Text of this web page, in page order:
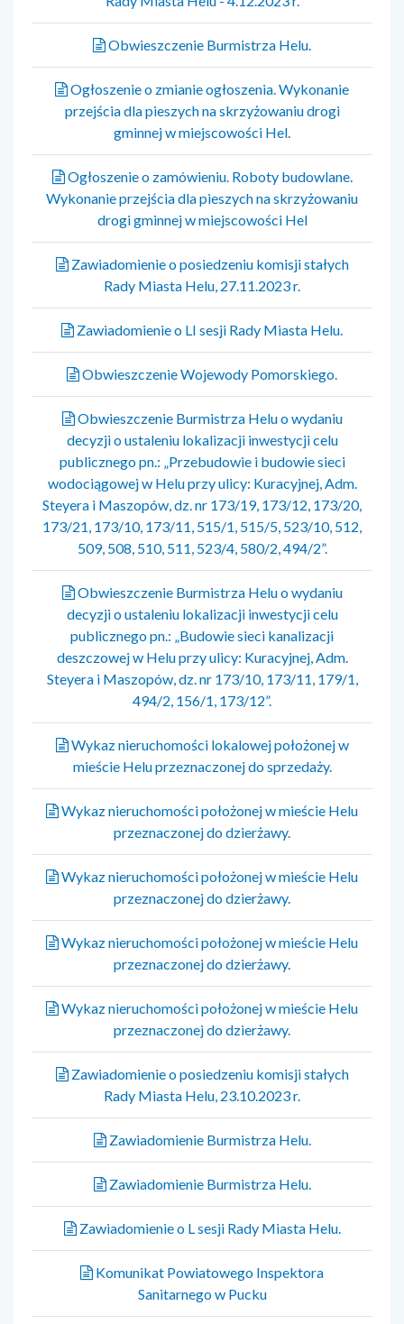
Obwieszczenie Burmistrza Helu.
Ogłoszenie o zmianie ogłoszenia. Wykonanie
przejścia dla pieszych na skrzyżowaniu drogi
gminnej w miejscowości Hel.
Ogłoszenie o zamówieniu. Roboty budowlane.
Wykonanie przejścia dla pieszych na skrzyżowaniu
drogi gminnej w miejscowości Hel
Zawiadomienie o posiedzeniu komisji stałych
Rady Miasta Helu, 27.11.2023 r.
Zawiadomienie o LI sesji Rady Miasta Helu.
Obwieszczenie Wojewody Pomorskiego.
Obwieszczenie Burmistrza Helu o wydaniu
decyzji o ustaleniu lokalizacji inwestycji celu
publicznego pn.: „Przebudowie i budowie sieci
wodociągowej w Helu przy ulicy: Kuracyjnej, Adm.
Steyera i Maszopów, dz. nr 173/19, 173/12, 173/20,
173/21, 173/10, 173/11, 515/1, 515/5, 523/10, 512,
509, 508, 510, 511, 523/4, 580/2, 494/2”.
Obwieszczenie Burmistrza Helu o wydaniu
decyzji o ustaleniu lokalizacji inwestycji celu
publicznego pn.: „Budowie sieci kanalizacji
deszczowej w Helu przy ulicy: Kuracyjnej, Adm.
Steyera i Maszopów, dz. nr 173/10, 173/11, 179/1,
494/2, 156/1, 173/12”.
Wykaz nieruchomości lokalowej położonej w
mieście Helu przeznaczonej do sprzedaży.
Wykaz nieruchomości położonej w mieście Helu
przeznaczonej do dzierżawy.
Wykaz nieruchomości położonej w mieście Helu
przeznaczonej do dzierżawy.
Wykaz nieruchomości położonej w mieście Helu
przeznaczonej do dzierżawy.
Wykaz nieruchomości położonej w mieście Helu
przeznaczonej do dzierżawy.
Zawiadomienie o posiedzeniu komisji stałych
Rady Miasta Helu, 23.10.2023 r.
Zawiadomienie Burmistrza Helu.
Zawiadomienie Burmistrza Helu.
Zawiadomienie o L sesji Rady Miasta Helu.
Komunikat Powiatowego Inspektora
Sanitarnego w Pucku